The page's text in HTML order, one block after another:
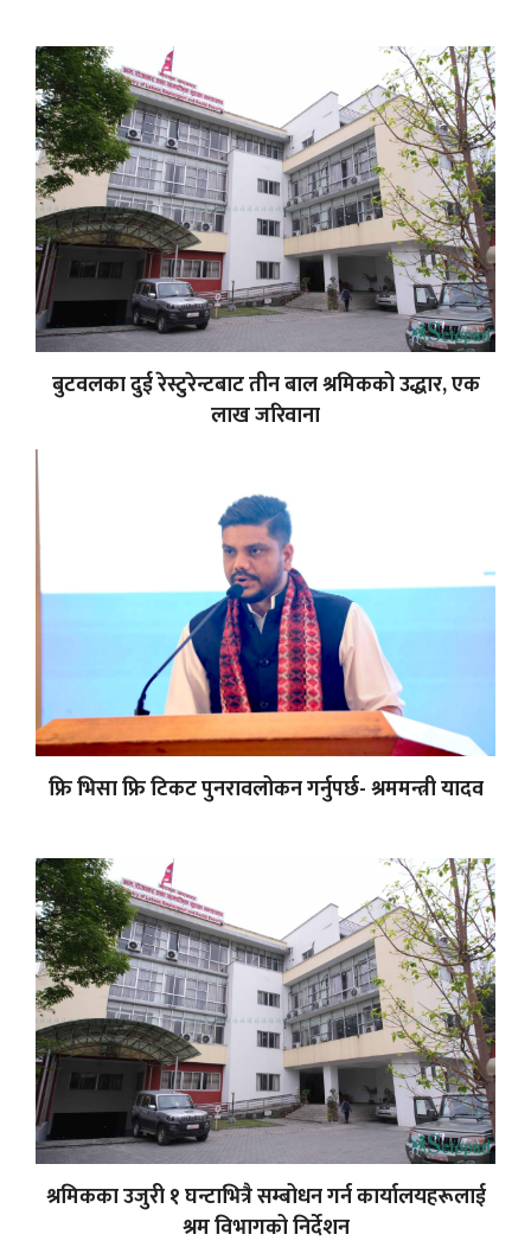
बुटवलका दुई रेस्टुरेन्टबाट तीन बाल श्रमिकको उद्धार, एक
लाख जरिवाना
फ्रि भिसा फ्रि टिकट पुनरावलोकन गर्नुपर्छ- श्रममन्त्री यादव
श्रमिकका उजुरी १ घन्टाभित्रै सम्बोधन गर्न कार्यालयहरूलाई
श्रम विभागको निर्देशन